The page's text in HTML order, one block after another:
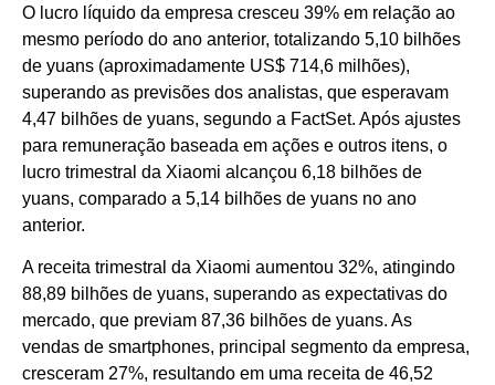
O lucro líquido da empresa cresceu 39% em relação ao
mesmo período do ano anterior, totalizando 5,10 bilhões
de yuans (aproximadamente US$ 714,6 milhões),
superando as previsões dos analistas, que esperavam
4,47 bilhões de yuans, segundo a FactSet. Após ajustes
para remuneração baseada em ações e outros itens, o
lucro trimestral da Xiaomi alcançou 6,18 bilhões de
yuans, comparado a 5,14 bilhões de yuans no ano
anterior.
A receita trimestral da Xiaomi aumentou 32%, atingindo
88,89 bilhões de yuans, superando as expectativas do
mercado, que previam 87,36 bilhões de yuans. As
vendas de smartphones, principal segmento da empresa,
cresceram 27%, resultando em uma receita de 46,52